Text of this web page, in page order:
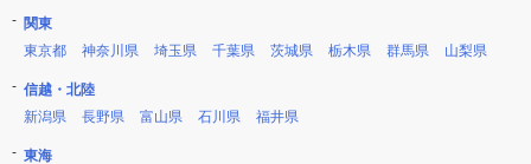
関東
東京都
神奈川県 埼玉県 千葉県 茨城県 栃木県 群馬県 山梨県
信越・北陸
新潟県
長野県 富山県 石川県 福井県
東海